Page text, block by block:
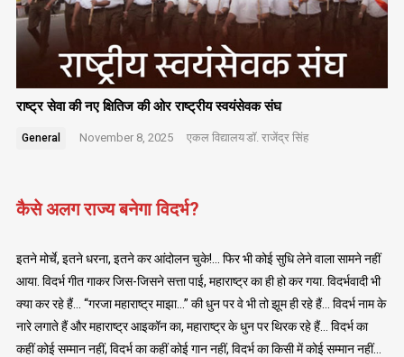
राष्ट्र सेवा की नए क्षितिज की ओर राष्ट्रीय स्वयंसेवक संघ
General November 8, 2025 एकल विद्यालयडॉ. राजेंद्र सिंह
कैसे अलग राज्य बनेगा विदर्भ?
इतने मोर्चे, इतने धरना, इतने कर आंदोलन चुके!… फिर भी कोई सुधि लेने वाला सामने नहीं
आया. विदर्भ गीत गाकर जिस-जिसने सत्ता पाई, महाराष्ट्र का ही हो कर गया. विदर्भवादी भी
क्या कर रहे हैं… “गरजा महाराष्ट्र माझा…” की धुन पर वे भी तो झूम ही रहे हैं… विदर्भ नाम के
नारे लगाते हैं और महाराष्ट्र आइकॉन का, महाराष्ट्र के धुन पर थिरक रहे हैं… विदर्भ का
कहीं कोई सम्मान नहीं, विदर्भ का कहीं कोई गान नहीं, विदर्भ का किसी में कोई सम्मान नहीं…